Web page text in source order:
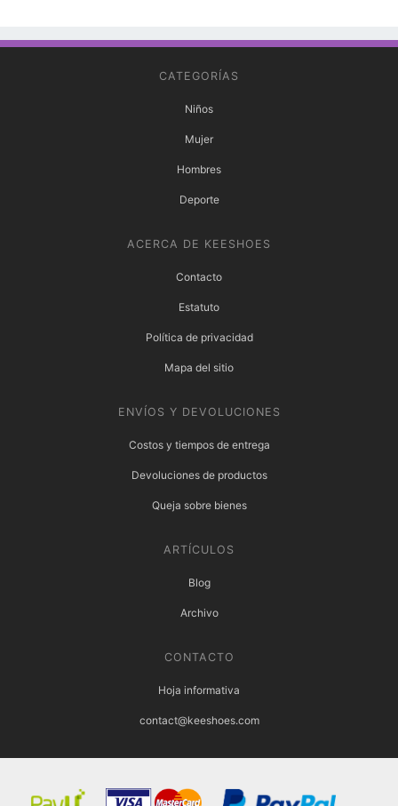
CATEGORÍAS
Niños
Mujer
Hombres
Deporte
ACERCA DE KEESHOES
Contacto
Estatuto
Política de privacidad
Mapa del sitio
ENVÍOS Y DEVOLUCIONES
Costos y tiempos de entrega
Devoluciones de productos
Queja sobre bienes
ARTÍCULOS
Blog
Archivo
CONTACTO
Hoja informativa
contact@keeshoes.com